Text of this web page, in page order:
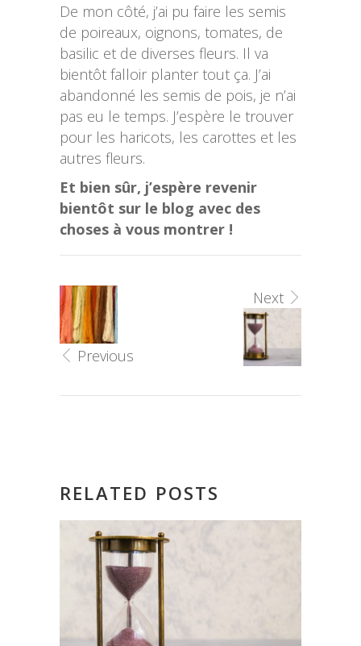
De mon côté, j’ai pu faire les semis
de poireaux, oignons, tomates, de
basilic et de diverses fleurs. Il va
bientôt falloir planter tout ça. J’ai
abandonné les semis de pois, je n’ai
pas eu le temps. J’espère le trouver
pour les haricots, les carottes et les
autres fleurs.
Et bien sûr, j’espère revenir
bientôt sur le blog avec des
choses à vous montrer !
Previous
Next
RELATED POSTS